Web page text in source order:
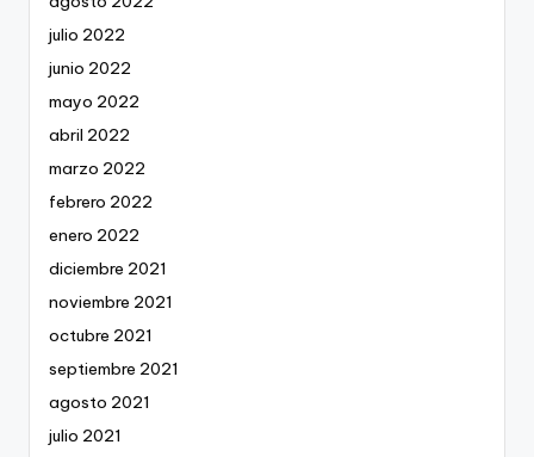
julio 2022
junio 2022
mayo 2022
abril 2022
marzo 2022
febrero 2022
enero 2022
diciembre 2021
noviembre 2021
octubre 2021
septiembre 2021
agosto 2021
julio 2021